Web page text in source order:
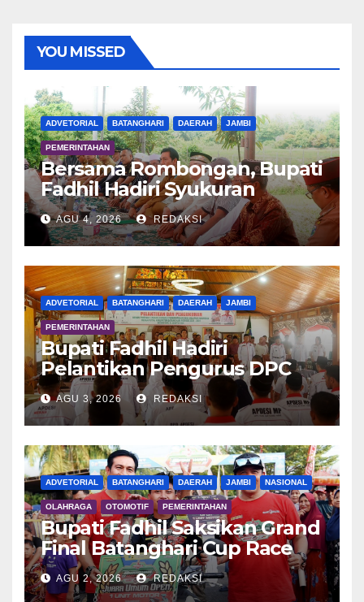
YOU MISSED
ADVETORIAL BATANGHARI DAERAH JAMBI
PEMERINTAHAN
Bersama Rombongan, Bupati
Fadhil Hadiri Syukuran
Tanam Padi di Terusan
AGU 4, 2026 REDAKSI
ADVETORIAL BATANGHARI DAERAH JAMBI
PEMERINTAHAN
Bupati Fadhil Hadiri
Pelantikan Pengurus DPC
APDESI MP
AGU 3, 2026 REDAKSI
ADVETORIAL BATANGHARI DAERAH JAMBI NASIONAL
OLAHRAGA OTOMOTIF PEMERINTAHAN
Bupati Fadhil Saksikan Grand
Final Batanghari Cup Race
2026
AGU 2, 2026 REDAKSI